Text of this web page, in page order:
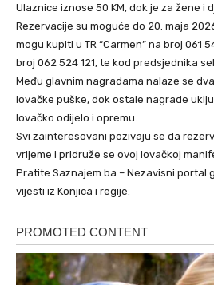
Ulaznice iznose 50 KM, dok je za žene i
Rezervacije su moguće do 20. maja
mogu kupiti u TR “Carmen” na broj 061
broj 062 524 121, te kod predsjednika
Među glavnim nagradama nalaze se
lovačke puške, dok ostale nagrade
lovačko odijelo i opremu.
Svi zainteresovani pozivaju se da
vrijeme i pridruže se ovoj lovačkoj
Pratite Saznajem.ba – Nezavisni portal
vijesti iz Konjica i regije.